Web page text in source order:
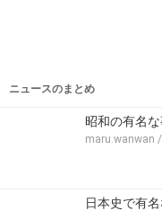
ニュースのまとめ
昭和の有名
maru.wanwan
日本史で有